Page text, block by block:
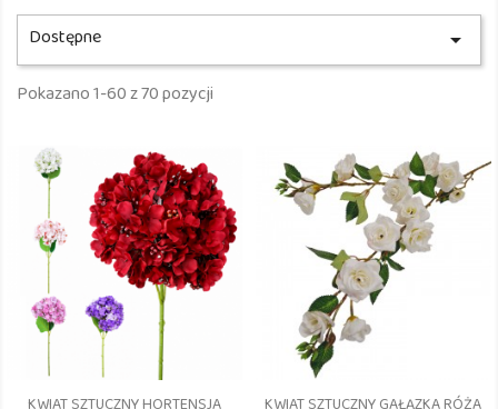
Dostępne 
Pokazano 1-60 z 70 pozycji